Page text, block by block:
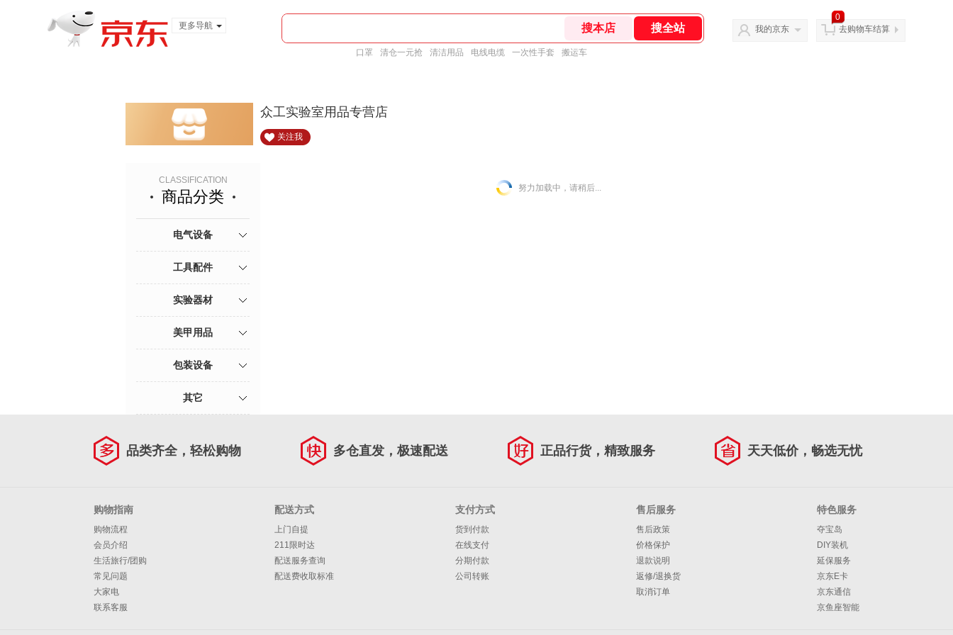
更多导航
口罩 清仓一元抢 清洁用品 电线电缆 一次性手套 搬运车
我的京东
0
去购物车结算
众工实验室用品专营店
关注我
CLASSIFICATION
商品分类
电气设备
工具配件
实验器材
美甲用品
包装设备
其它
努力加载中，请稍后...
品类齐全，轻松购物 多仓直发，极速配送 正品行货，精致服务 天天低价，畅选无忧
购物指南
购物流程
会员介绍
生活旅行/团购
常见问题
大家电
联系客服
配送方式
上门自提
211限时达
配送服务查询
配送费收取标准
支付方式
货到付款
在线支付
分期付款
公司转账
售后服务
售后政策
价格保护
退款说明
返修/退换货
取消订单
特色服务
夺宝岛
DIY装机
延保服务
京东E卡
京东通信
京鱼座智能